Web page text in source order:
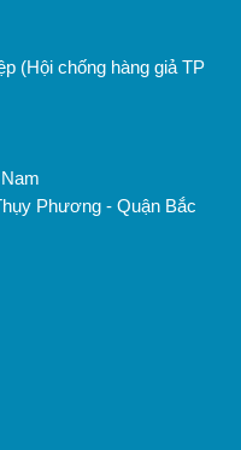
(Hội chống hàng giả TP
Phương - Quận Bắc